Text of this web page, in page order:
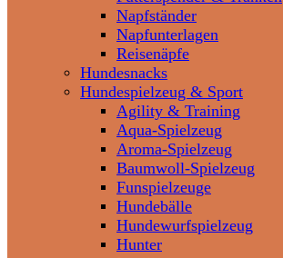
Napfständer
Napfunterlagen
Reisenäpfe
Hundesnacks
Hundespielzeug & Sport
Agility & Training
Aqua-Spielzeug
Aroma-Spielzeug
Baumwoll-Spielzeug
Funspielzeuge
Hundebälle
Hundewurfspielzeug
Hunter